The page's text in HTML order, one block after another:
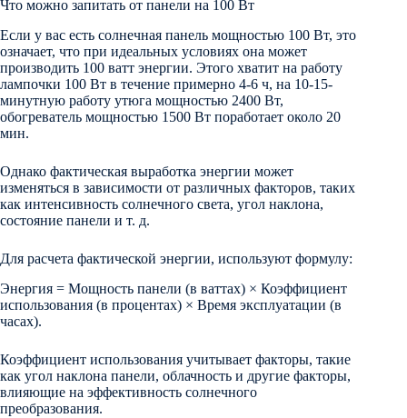
Что можно запитать от панели на 100 Вт
Если у вас есть солнечная панель мощностью 100 Вт, это
означает, что при идеальных условиях она может
производить 100 ватт энергии. Этого хватит на работу
лампочки 100 Вт в течение примерно 4-6 ч, на 10-15-
минутную работу утюга мощностью 2400 Вт,
обогреватель мощностью 1500 Вт поработает около 20
мин.
Однако фактическая выработка энергии может
изменяться в зависимости от различных факторов, таких
как интенсивность солнечного света, угол наклона,
состояние панели и т. д.
Для расчета фактической энергии, используют формулу:
Энергия = Мощность панели (в ваттах) × Коэффициент
использования (в процентах) × Время эксплуатации (в
часах).
Коэффициент использования учитывает факторы, такие
как угол наклона панели, облачность и другие факторы,
влияющие на эффективность солнечного
преобразования.